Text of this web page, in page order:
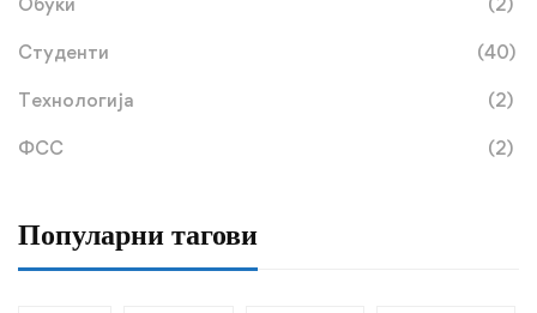
Обуки (2)
Студенти (40)
Технологија (2)
ФСС (2)
Популарни тагови